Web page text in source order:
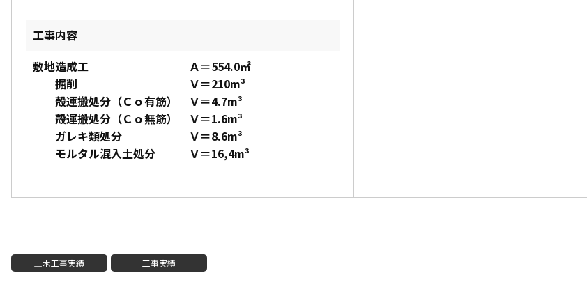
工事内容
敷地造成工 Ａ＝554.0㎡
掘削 Ｖ＝210m³
殻運搬処分（Ｃｏ有筋） Ｖ＝4.7m³
殻運搬処分（Ｃｏ無筋） Ｖ＝1.6m³
ガレキ類処分 Ｖ＝8.6m³
モルタル混入土処分 Ｖ＝16,4m³
土木工事実績 工事実績